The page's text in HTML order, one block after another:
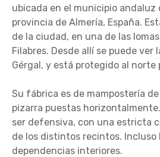
ubicada en el municipio andaluz
provincia de Almería, España.
de la ciudad, en una de las
Filabres. Desde allí se puede ver
Gérgal, y está protegido al norte
Su fábrica es de mampostería
pizarra puestas
ser defensiva, con una estricta
de los distintos recintos. Incluso
dependencias interiores.